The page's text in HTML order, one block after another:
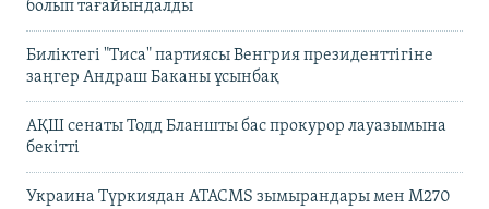
болып тағайындалды
Биліктегі "Тиса" партиясы Венгрия президенттігіне
заңгер Андраш Баканы ұсынбақ
АҚШ сенаты Тодд Бланшты бас прокурор лауазымына
бекітті
Украина Түркиядан ATACMS зымырандары мен M270